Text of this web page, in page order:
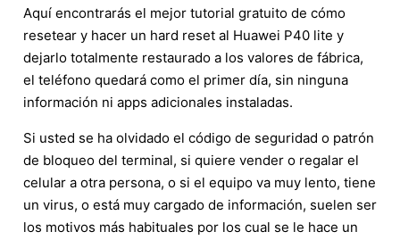
Aquí encontrarás el mejor tutorial gratuito de cómo
resetear y hacer un hard reset al Huawei P40 lite y
dejarlo totalmente restaurado a los valores de fábrica,
el teléfono quedará como el primer día, sin ninguna
información ni apps adicionales instaladas.
Si usted se ha olvidado el código de seguridad o patrón
de bloqueo del terminal, si quiere vender o regalar el
celular a otra persona, o si el equipo va muy lento, tiene
un virus, o está muy cargado de información, suelen ser
los motivos más habituales por los cual se le hace un